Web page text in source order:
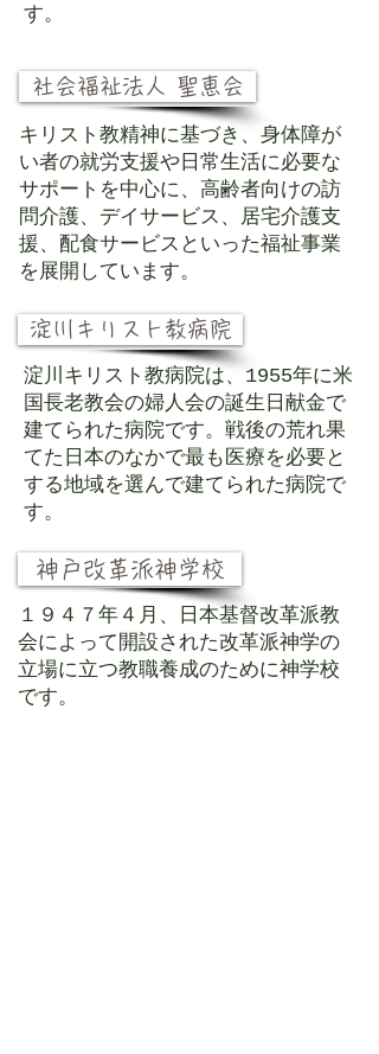
す。
社会福祉法人 聖恵会
キリスト教精神に基づき、身体障が
い者の就労支援や日常生活に必要な
サポートを中心に、高齢者向けの訪
問介護、デイサービス、居宅介護支
援、配食サービスといった福祉事業
を展開しています。
淀川キリスト教病院
淀川キリスト教病院は、1955年に米
国長老教会の婦人会の誕生日献金で
建てられた病院です。戦後の荒れ果
てた日本のなかで最も医療を必要と
する地域を選んで建てられた病院で
す。
神戸改革派神学校
１９４７年４月、日本基督改革派教
会によって開設された改革派神学の
立場に立つ教職養成のために神学校
です。